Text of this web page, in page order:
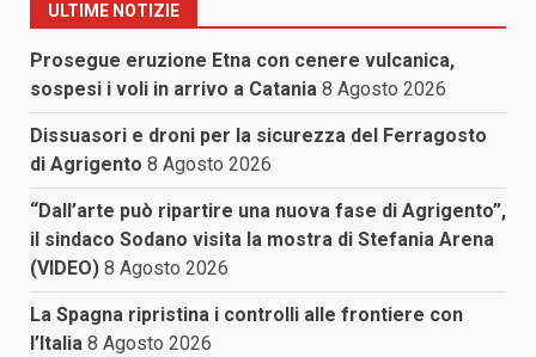
ULTIME NOTIZIE
Prosegue eruzione Etna con cenere vulcanica,
sospesi i voli in arrivo a Catania 8 Agosto 2026
Dissuasori e droni per la sicurezza del Ferragosto
di Agrigento 8 Agosto 2026
“Dall’arte può ripartire una nuova fase di Agrigento”,
il sindaco Sodano visita la mostra di Stefania Arena
(VIDEO) 8 Agosto 2026
La Spagna ripristina i controlli alle frontiere con
l’Italia 8 Agosto 2026